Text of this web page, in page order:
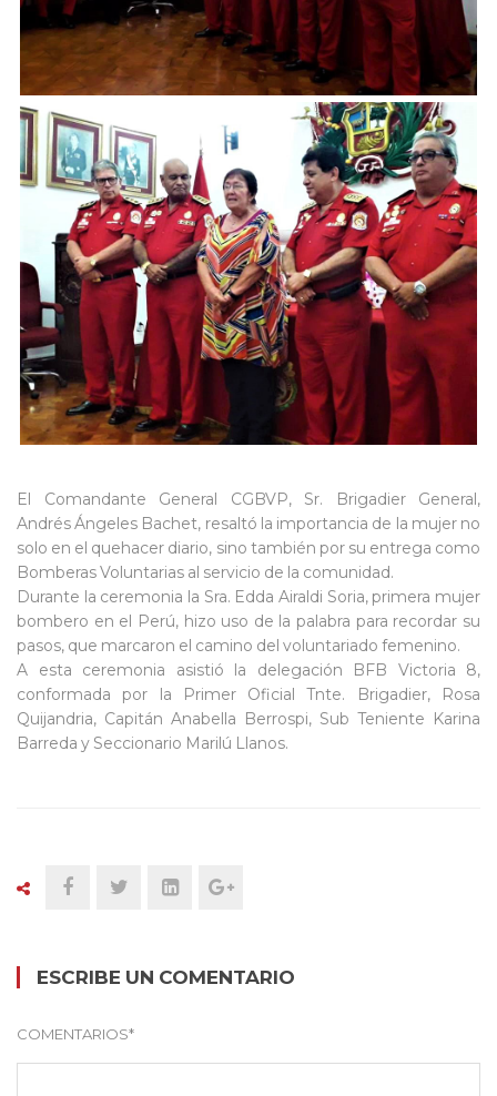
El Comandante General CGBVP, Sr. Brigadier General,
Andrés Ángeles Bachet, resaltó la importancia de la mujer no
solo en el quehacer diario, sino también por su entrega como
Bomberas Voluntarias al servicio de la comunidad.
Durante la ceremonia la Sra. Edda Airaldi Soria, primera mujer
bombero en el Perú, hizo uso de la palabra para recordar su
pasos, que marcaron el camino del voluntariado femenino.
A esta ceremonia asistió la delegación BFB Victoria 8,
conformada por la Primer Oficial Tnte. Brigadier, Rosa
Quijandria, Capitán Anabella Berrospi, Sub Teniente Karina
Barreda y Seccionario Marilú Llanos.
ESCRIBE UN COMENTARIO
COMENTARIOS*